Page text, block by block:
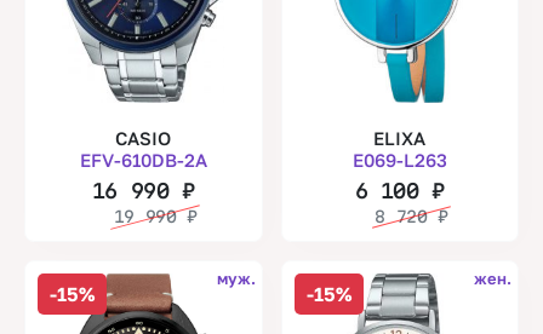
CASIO
EFV-610DB-2A
16 990₽
19 990₽
ELIXA
E069-L263
6 100₽
8 720₽
-15%
муж.
-15%
жен.